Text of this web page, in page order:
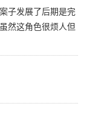
子发展了后期是完
然这角色很烦人但